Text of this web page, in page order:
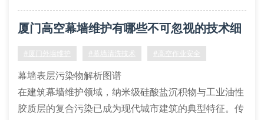
溶垢剂，可有效去除钙质结壳物而不损伤low-e镀膜玻
璃
厦门高空幕墙维护有哪些不可忽视的技术细
节？
#厦门外墙维护 #幕墙清洗技术 #高空作业安全
幕墙表层污染物解析图谱
在建筑幕墙维护领域，纳米级硅酸盐沉积物与工业油性
胶质层的复合污染已成为现代城市建筑的典型特征。传